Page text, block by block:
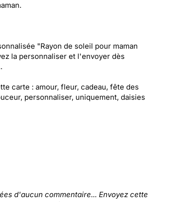
"Rayon de soleil pour maman
la personnaliser et l'envoyer dès
carte : amour, fleur, cadeau, fête des
personnaliser, uniquement, daisies
d'aucun commentaire... Envoyez cette